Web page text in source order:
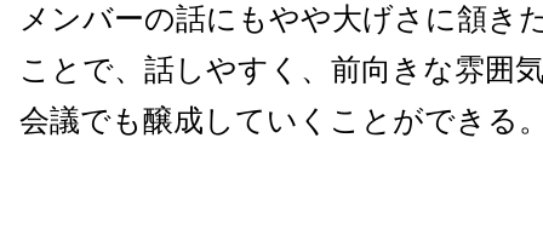
メンバーの話にもやや大げさに頷き
ことで、話しやすく、前向きな雰囲
会議でも醸成していくことができる